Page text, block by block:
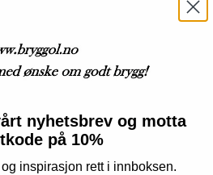
nyhetsbrev og motta
på 10%
inspirasjon rett i innboksen.